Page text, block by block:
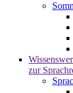
zur